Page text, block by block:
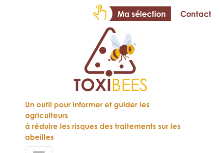
Ma sélection Contact
Un outil pour informer et guider les
agriculteurs
à réduire les risques des traitements sur les
abeilles